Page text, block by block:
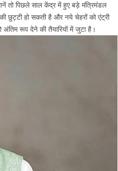
तो पिछले साल केंद्र में हुए बड़े मंत्रिमंडल
की छुट्टी हो सकती है और नये चेहरों को एंट्री
रूप देने की तैयारियों में जुटा है।